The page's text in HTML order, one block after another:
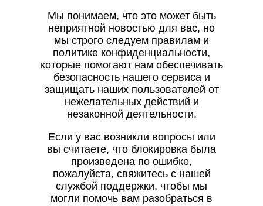
Мы понимаем, что это может быть
неприятной новостью для вас, но
мы строго следуем правилам и
политике конфиденциальности,
которые помогают нам обеспечивать
безопасность нашего сервиса и
защищать наших пользователей от
нежелательных действий и
незаконной деятельности.
Если у вас возникли вопросы или
вы считаете, что блокировка была
произведена по ошибке,
пожалуйста, свяжитесь с нашей
службой поддержки, чтобы мы
могли помочь вам разобраться в